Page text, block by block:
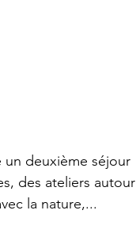
deuxième séjour
des ateliers autour
la nature,...